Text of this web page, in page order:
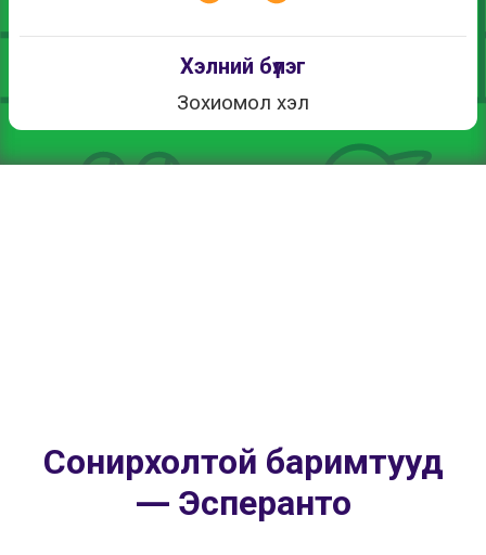
Хэлний бүлэг
Зохиомол хэл
Сонирхолтой баримтууд
— Эсперанто